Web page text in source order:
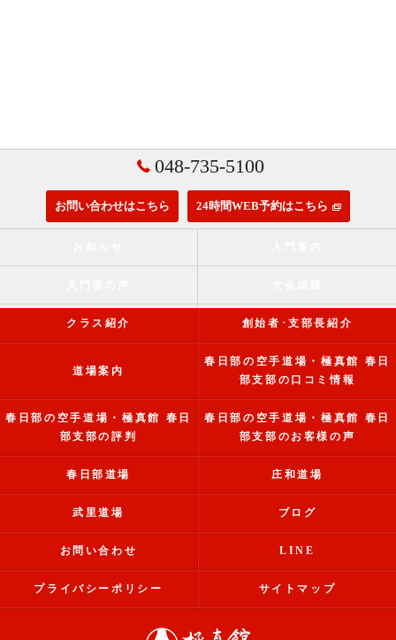
048-735-5100
お問い合わせはこちら 24時間WEB予約はこちら
クラス紹介 創始者･支部長紹介
道場案内
春日部の空手道場・極真館 春日
部支部の口コミ情報
春日部の空手道場・極真館 春日
部支部の評判
春日部の空手道場・極真館 春日
部支部のお客様の声
春日部道場 庄和道場
武里道場 ブログ
お問い合わせ LINE
プライバシーポリシー サイトマップ